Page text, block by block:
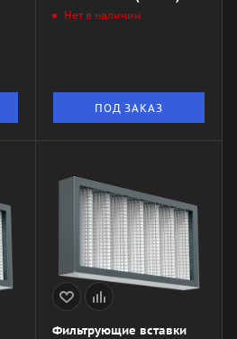
Нет в наличии
ПОД ЗАКАЗ
Фильтрующие вставки